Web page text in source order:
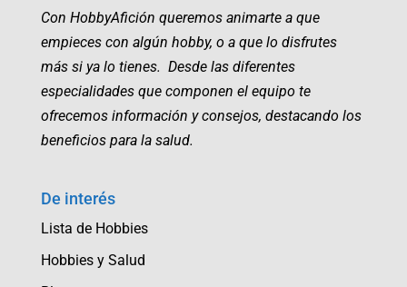
Con HobbyAfición queremos animarte a que
empieces con algún hobby, o a que lo disfrutes
más si ya lo tienes. Desde las diferentes
especialidades que componen el equipo te
ofrecemos información y consejos, destacando los
beneficios para la salud.
De interés
Lista de Hobbies
Hobbies y Salud